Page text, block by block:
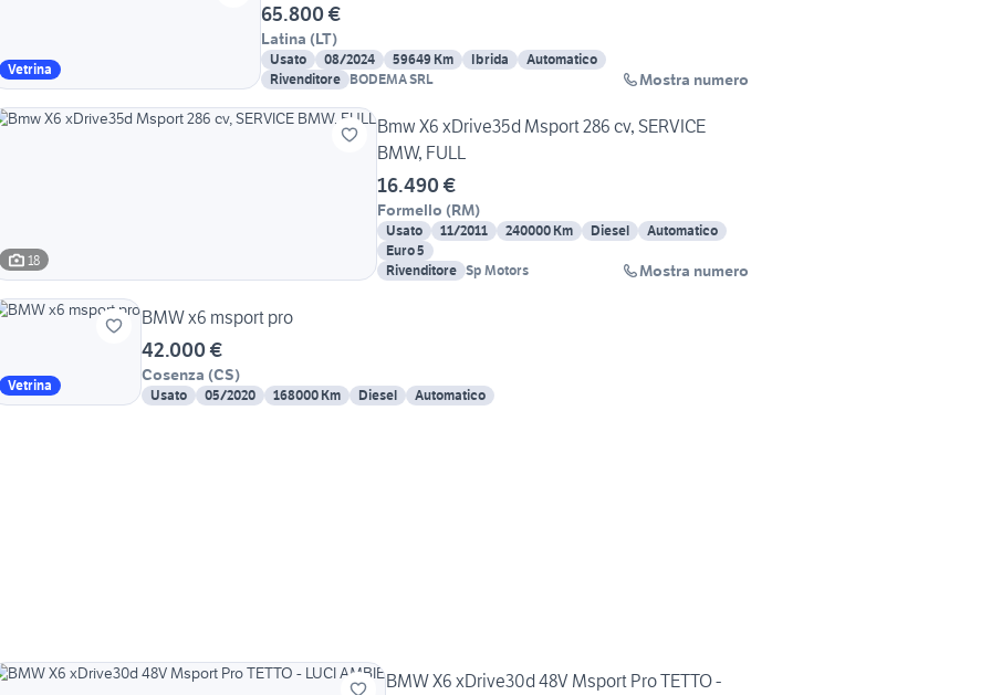
Vetrina
65.800 €
Latina (LT)
Usato 08/2024 59649 Km Ibrida
Automatico
Rivenditore BODEMA SRL Mostra numero
18
Bmw X6 xDrive35d Msport 286 cv, SERVICE
BMW, FULL
16.490 €
Formello (RM)
Usato 11/2011 240000 Km Diesel
Automatico
Euro 5
Rivenditore Sp Motors Mostra numero
Vetrina
BMW x6 msport pro
42.000 €
Cosenza (CS)
Usato 05/2020 168000 Km Diesel Automatico
BMW X6 xDrive30d 48V Msport Pro TETTO -